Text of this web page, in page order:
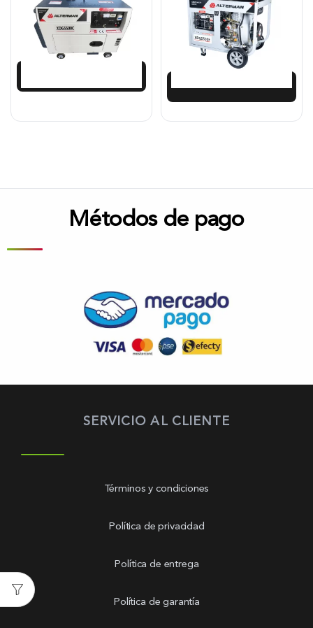
$6.204.291
$5.583.862
XDG5500E.
$ 5.431.925
$ 4.888.733
Métodos de pago
SERVICIO AL CLIENTE
Términos y condiciones
Política de privacidad
Política de entrega
Política de garantía